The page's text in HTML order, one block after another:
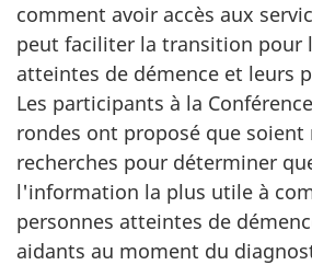
comment avoir accès aux
peut faciliter la transition pour
atteintes de démence et leurs
Les participants à la
rondes ont proposé que soient
recherches pour déterminer
l'information la plus utile à
personnes atteintes de
aidants au moment du